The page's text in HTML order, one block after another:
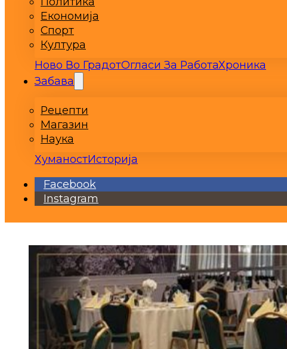
Економија
Спорт
Култура
Ново Во ГрадотОгласи За РаботаХроника
Забава
Рецепти
Магазин
Наука
ХуманостИсторија
Facebook
Instagram